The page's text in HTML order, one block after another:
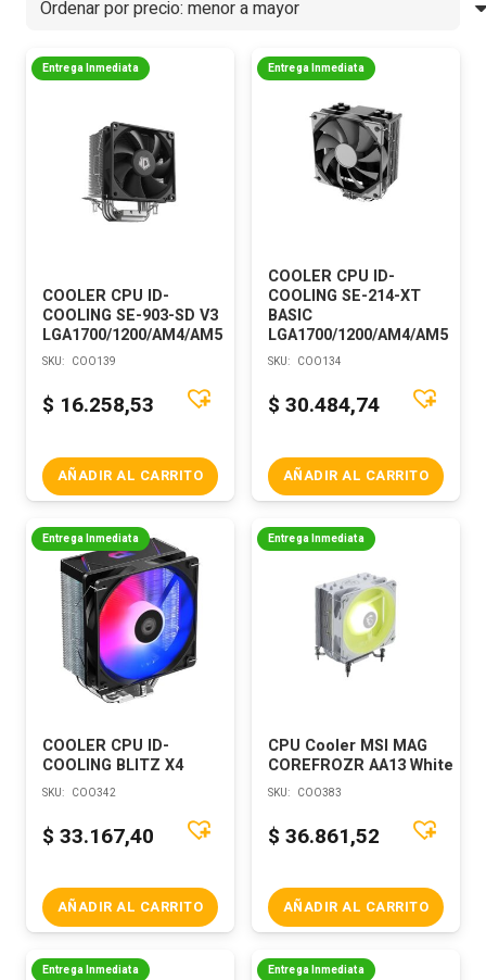
Entrega Inmediata
COOLER CPU ID-
COOLING SE-903-SD V3
LGA1700/1200/AM4/AM5
SKU: COO139
$ 16.258,53
AÑADIR AL CARRITO
Entrega Inmediata
COOLER CPU ID-
COOLING SE-214-XT
BASIC
LGA1700/1200/AM4/AM5
SKU: COO134
$ 30.484,74
AÑADIR AL CARRITO
Entrega Inmediata
COOLER CPU ID-
COOLING BLITZ X4
SKU: COO342
$ 33.167,40
AÑADIR AL CARRITO
Entrega Inmediata
CPU Cooler MSI MAG
COREFROZR AA13 White
SKU: COO383
$ 36.861,52
AÑADIR AL CARRITO
Entrega Inmediata Entrega Inmediata